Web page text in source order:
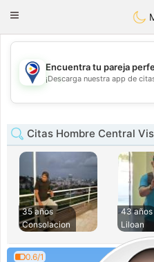
Toggle
💖
💕
Encuentra tu pareja
¡Descarga nuestra app de
Citas Hombre Central
35 años
Consolacion
43 años
Liloan
0.6/1